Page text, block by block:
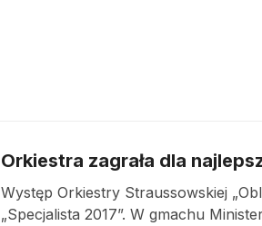
Orkiestra zagrała dla
Występ Orkiestry Straussowskiej
„Specjalista 2017”. W gmachu